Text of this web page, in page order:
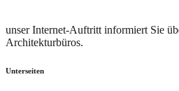
unser Internet-Auftritt informiert Sie
Architekturbüros.
Unterseiten